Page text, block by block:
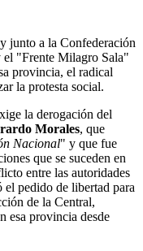
junto a la Confederación
el "Frente Milagro Sala"
provincia, el radical
la protesta social.
la derogación del
Morales, que
Nacional" y que fue
que se suceden en
entre las autoridades
el pedido de libertad para
de la Central,
esa provincia desde